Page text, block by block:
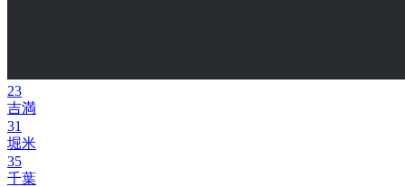
23
吉満
31
堀米
35
千葉